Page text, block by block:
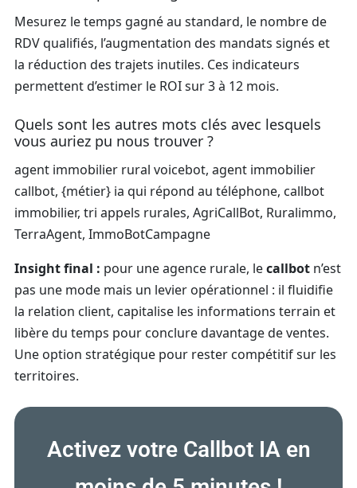
Mesurez le temps gagné au standard, le nombre de
RDV qualifiés, l’augmentation des mandats signés et
la réduction des trajets inutiles. Ces indicateurs
permettent d’estimer le ROI sur 3 à 12 mois.
Quels sont les autres mots clés avec lesquels
vous auriez pu nous trouver ?
agent immobilier rural voicebot, agent immobilier
callbot, {métier} ia qui répond au téléphone, callbot
immobilier, tri appels rurales, AgriCallBot, Ruralimmo,
TerraAgent, ImmoBotCampagne
Insight final : pour une agence rurale, lecallbot n’est
pas une mode mais un levier opérationnel : il fluidifie
la relation client, capitalise les informations terrain et
libère du temps pour conclure davantage de ventes.
Une option stratégique pour rester compétitif sur les
territoires.
Activez votre Callbot IA en